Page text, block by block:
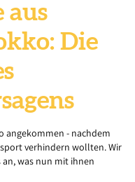
aus
Die
angekommen - nachdem
verhindern wollten. Wir
was nun mit ihnen